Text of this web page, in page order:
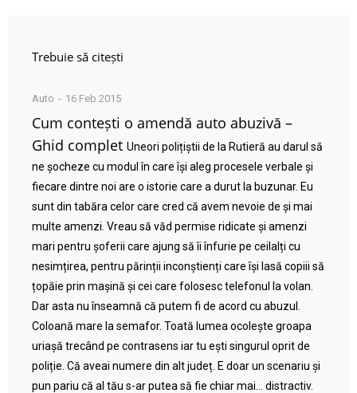
Trebuie să citești
Auto 16 Feb 2015
Cum contești o amendă auto abuzivă –
Ghid complet Uneori polițiștii de la Rutieră au darul să
ne șocheze cu modul în care își aleg procesele verbale și
fiecare dintre noi are o istorie care a durut la buzunar. Eu
sunt din tabăra celor care cred că avem nevoie de și mai
multe amenzi. Vreau să văd permise ridicate și amenzi
mari pentru șoferii care ajung să îi înfurie pe ceilalți cu
nesimțirea, pentru părinții inconștienți care își lasă copiii să
țopăie prin mașină și cei care folosesc telefonul la volan.
Dar asta nu înseamnă că putem fi de acord cu abuzul.
Coloană mare la semafor. Toată lumea ocolește groapa
uriașă trecând pe contrasens iar tu ești singurul oprit de
poliție. Că aveai numere din alt județ. E doar un scenariu și
pun pariu că al tău s-ar putea să fie chiar mai… distractiv.